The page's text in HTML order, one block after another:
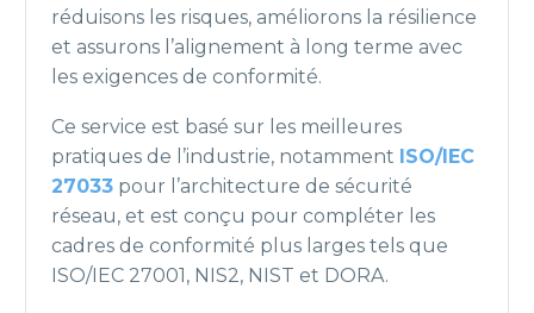
réduisons les risques, améliorons la résilience
et assurons l’alignement à long terme avec
les exigences de conformité.
Ce service est basé sur les meilleures
pratiques de l’industrie, notamment ISO/IEC
27033 pour l’architecture de sécurité
réseau, et est conçu pour compléter les
cadres de conformité plus larges tels que
ISO/IEC 27001, NIS2, NIST et DORA.